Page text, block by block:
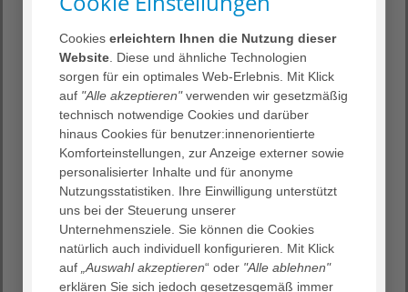
Kardiologie. Alle Notärzte genießen eine breitgefächerte
Ausbildung, bevor die ersten Einsätze auf dem
Notarzteinsatzfahrtzeug anstehen.
Wie oft wir im Einsatz sind
Derzeit wird das bei uns am Krankenhaus stationierte
Notarzteinsatzfahrtzeug zu circa 3000 Notarzteinsätzen
im Jahr alarmiert und ist damit das am häufigsten
alarmierte ärztlich besetzte Rettungsmittel in Hagen
(Stand 2022). Die Alarmierung erfolgt nach festgelegten
Kriterien über die Einsatzleitstelle der Berufsfeuerwehr
und beinhaltet bei Bedarf auch Einsätze über die
Stadtgrenze hinaus.
Cookieserleichtern Ihnen die Nutzung dieser
Website . Diese und ähnliche Technologien
sorgen für ein optimales Web-Erlebnis. Mit Klick
auf "Alle akzeptieren"verwenden wir gesetzmäßig
technisch notwendige Cookies und darüber
hinaus Cookies für benutzer:innenorientierte
Komforteinstellungen, zur Anzeige externer sowie
personalisierter Inhalte und für anonyme
Nutzungsstatistiken. Ihre Einwilligung unterstützt
uns bei der Steuerung unserer
Unternehmensziele. Sie können die Cookies
natürlich auch individuell konfigurieren. Mit Klick
auf „Auswahl akzeptieren“ oder "Alle ablehnen"
erklären Sie sich jedoch gesetzesgemäß immer